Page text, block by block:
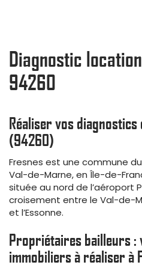
Diagnostic
94260
Réaliser vos
(94260)
Fresnes est une commune
Val-de-Marne, en Île-de-
située au nord de l’aéroport
croisement entre le Val-de-
et l’Essonne.
Propriétaires bailleurs :
immobiliers à réaliser à